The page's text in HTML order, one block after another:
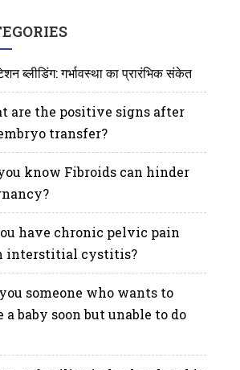
ब्लीडिंग: गर्भावस्था का प्रारंभिक संकेत
are the positive signs after
transfer?
know Fibroids can hinder
have chronic pelvic pain
interstitial cystitis?
someone who wants to
a baby soon but unable to do